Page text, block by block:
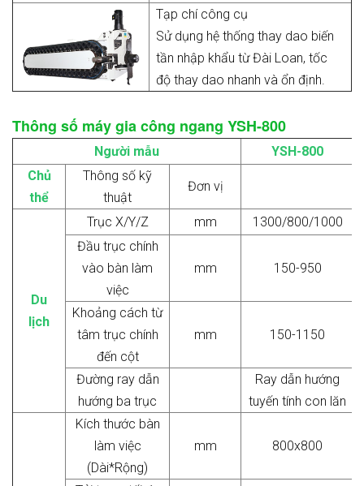
Tạp chí công cụ
Sử dụng hệ thống thay dao biến
tần nhập khẩu từ Đài Loan, tốc
độ thay dao nhanh và ổn định.
Thông số máy gia công ngang YSH-800
Người mẫu
YSH-800
Chủ
thể
Thông số kỹ
thuật
Đơn vị
Du
lịch
Trục X/Y/Z mm
1300/800/1000
Đầu trục chính
vào bàn làm
việc
mm 150-950
Khoảng cách từ
tâm trục chính
đến cột
mm 150-1150
Đường ray dẫn
hướng ba trục
Ray dẫn hướng
tuyến tính con lăn
Kích thước bàn
làm việc
(Dài*Rộng)
mm 800x800